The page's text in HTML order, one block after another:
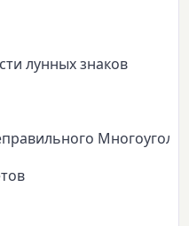
лунных знаков